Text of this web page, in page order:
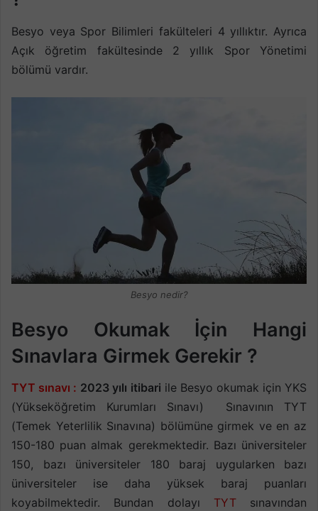
Besyo veya Spor Bilimleri fakülteleri 4 yıllıktır. Ayrıca
Açık öğretim fakültesinde 2 yıllık Spor Yönetimi
bölümü vardır.
Besyo nedir?
Besyo Okumak İçin Hangi
Sınavlara Girmek Gerekir ?
TYT sınavı : 2023 yılı itibari ile Besyo okumak için YKS
(Yükseköğretim Kurumları Sınavı) Sınavının TYT
(Temek Yeterlilik Sınavına) bölümüne girmek ve en az
150-180 puan almak gerekmektedir. Bazı üniversiteler
150, bazı üniversiteler 180 baraj uygularken bazı
üniversiteler ise daha yüksek baraj puanları
koyabilmektedir. Bundan dolayı TYTsınavından